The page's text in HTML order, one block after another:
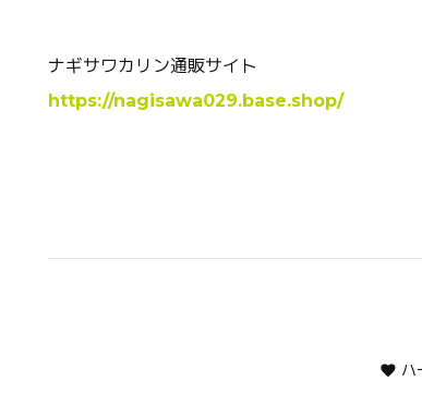
ナギサワカリン通販サイト
https://nagisawa029.base.shop/
ハ